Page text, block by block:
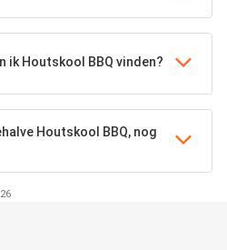
ik Houtskool BBQ vinden?
Houtskool BBQ, nog